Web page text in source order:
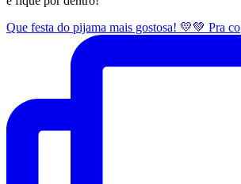
Que festa do pijama mais gostosa! 💛💚 Pra co